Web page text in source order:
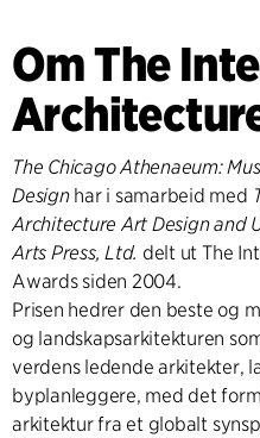
Om The
The Chicago Athenaeum:
Design har i samarbeid med
Architecture Art Design and
Arts Press, Ltd. delt ut The
Awards siden 2004.
Prisen hedrer den beste og
og landskapsarkitekturen
verdens ledende arkitekter,
byplanleggere, med det
arkitektur fra et globalt